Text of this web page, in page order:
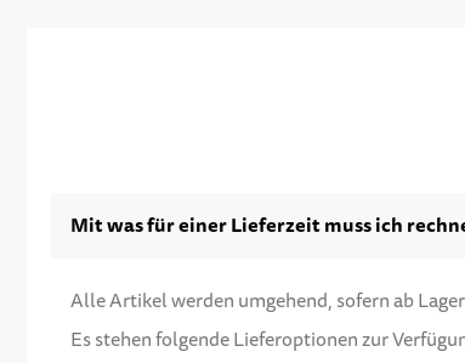
Mit was für einer Lieferzeit muss ich
Alle Artikel werden umgehend, sofern ab
Es stehen folgende Lieferoptionen zur